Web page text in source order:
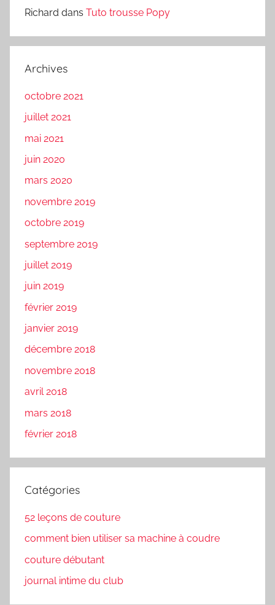
Richard dans Tuto trousse Popy
Archives
octobre 2021
juillet 2021
mai 2021
juin 2020
mars 2020
novembre 2019
octobre 2019
septembre 2019
juillet 2019
juin 2019
février 2019
janvier 2019
décembre 2018
novembre 2018
avril 2018
mars 2018
février 2018
Catégories
52 leçons de couture
comment bien utiliser sa machine à coudre
couture débutant
journal intime du club